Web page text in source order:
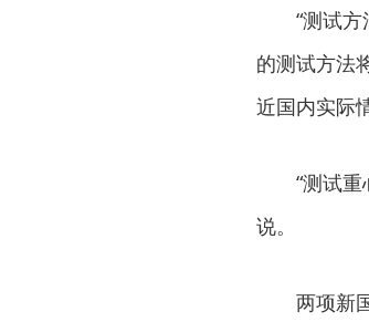
“测试方法
的测试方法
近国内实际
“测试重
说。
两项新